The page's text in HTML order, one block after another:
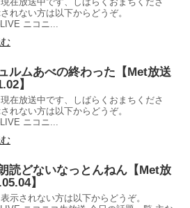
れない方は以下からどうぞ。
ニコニ...
ルムあべの終わった【Met放送
】
在放送中です、しばらくおまちくださ
れない方は以下からどうぞ。
ニコニ...
読どないなっとんねん【Met放
】
示されない方は以下からどうぞ。